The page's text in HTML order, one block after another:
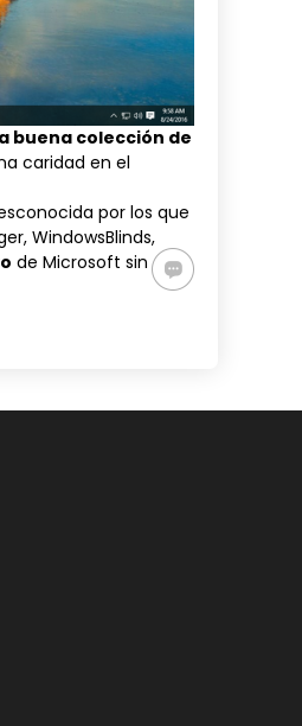
buena colección de
caridad en el
por los que
WindowsBlinds,
de Microsoft sin